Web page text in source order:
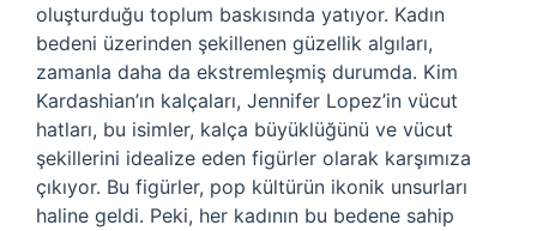
oluşturduğu toplum baskısında yatıyor. Kadın
bedeni üzerinden şekillenen güzellik algıları,
zamanla daha da ekstremleşmiş durumda. Kim
Kardashian’ın kalçaları, Jennifer Lopez’in vücut
hatları, bu isimler, kalça büyüklüğünü ve vücut
şekillerini idealize eden figürler olarak karşımıza
çıkıyor. Bu figürler, pop kültürün ikonik unsurları
haline geldi. Peki, her kadının bu bedene sahip